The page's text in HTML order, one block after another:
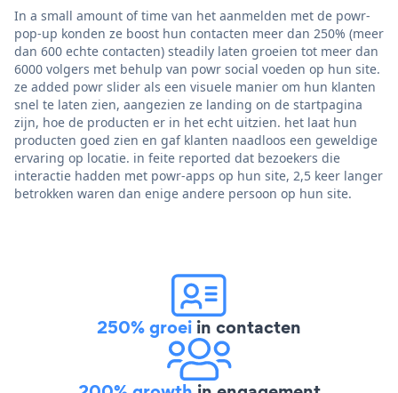
In a small amount of time van het aanmelden met de powr-
pop-up konden ze boost hun contacten meer dan 250% (meer
dan 600 echte contacten) steadily laten groeien tot meer dan
6000 volgers met behulp van powr social voeden op hun site.
ze added powr slider als een visuele manier om hun klanten
snel te laten zien, aangezien ze landing on de startpagina
zijn, hoe de producten er in het echt uitzien. het laat hun
producten goed zien en gaf klanten naadloos een geweldige
ervaring op locatie. in feite reported dat bezoekers die
interactie hadden met powr-apps op hun site, 2,5 keer langer
betrokken waren dan enige andere persoon op hun site.
250% groei in contacten